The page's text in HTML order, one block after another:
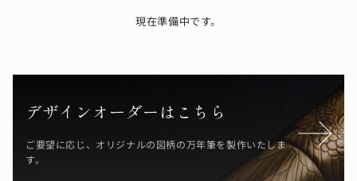
現在準備中です。
デザインオーダーはこちら
ご要望に応じ、オリジナルの図柄の万年筆を製作いたしま
す。